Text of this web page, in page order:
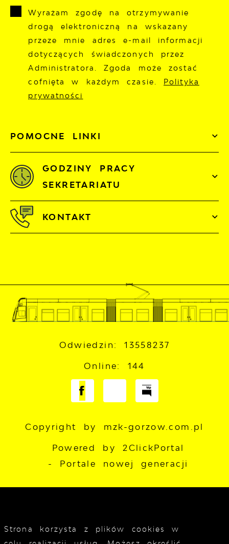
POMOCNE LINKI
Wyrażam zgodę na otrzymywanie
drogą elektroniczną na wskazany
przeze mnie adres e-mail informacji
dotyczących świadczonych przez
Administratora. Zgoda może zostać
cofnięta w każdym czasie. Polityka
prywatności
GODZINY PRACY
SEKRETARIATU
KONTAKT
Odwiedzin: 13558237
Online: 144
Copyright by mzk-gorzow.com.pl
Powered by 2ClickPortal
- Portale nowej generacji
Strona korzysta z plików cookies w